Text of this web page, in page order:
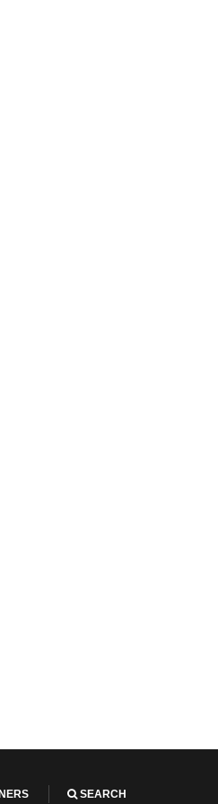
SEARCH